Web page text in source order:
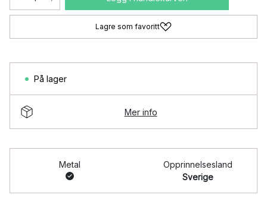
Lagre som favoritt
På lager
Mer info
Metal
Opprinnelsesland
Sverige